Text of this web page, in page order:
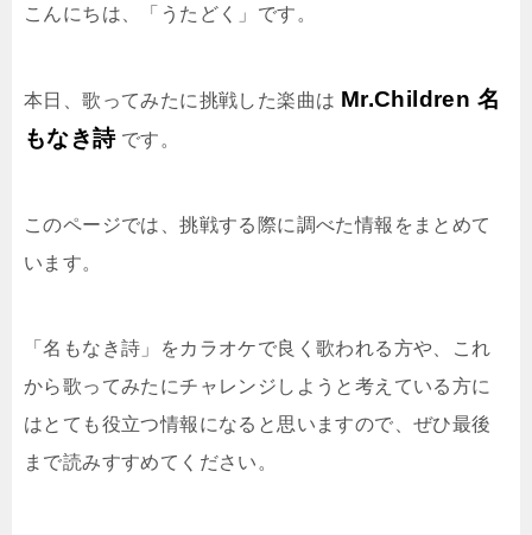
こんにちは、「うたどく」です。
本日、歌ってみたに挑戦した楽曲は Mr.Children 名
もなき詩です。
このページでは、挑戦する際に調べた情報をまとめて
います。
「名もなき詩」をカラオケで良く歌われる方や、これ
から歌ってみたにチャレンジしようと考えている方に
はとても役立つ情報になると思いますので、ぜひ最後
まで読みすすめてください。